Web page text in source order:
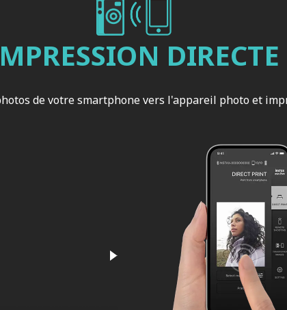
DIRECTE
de votre smartphone vers l'appareil photo et